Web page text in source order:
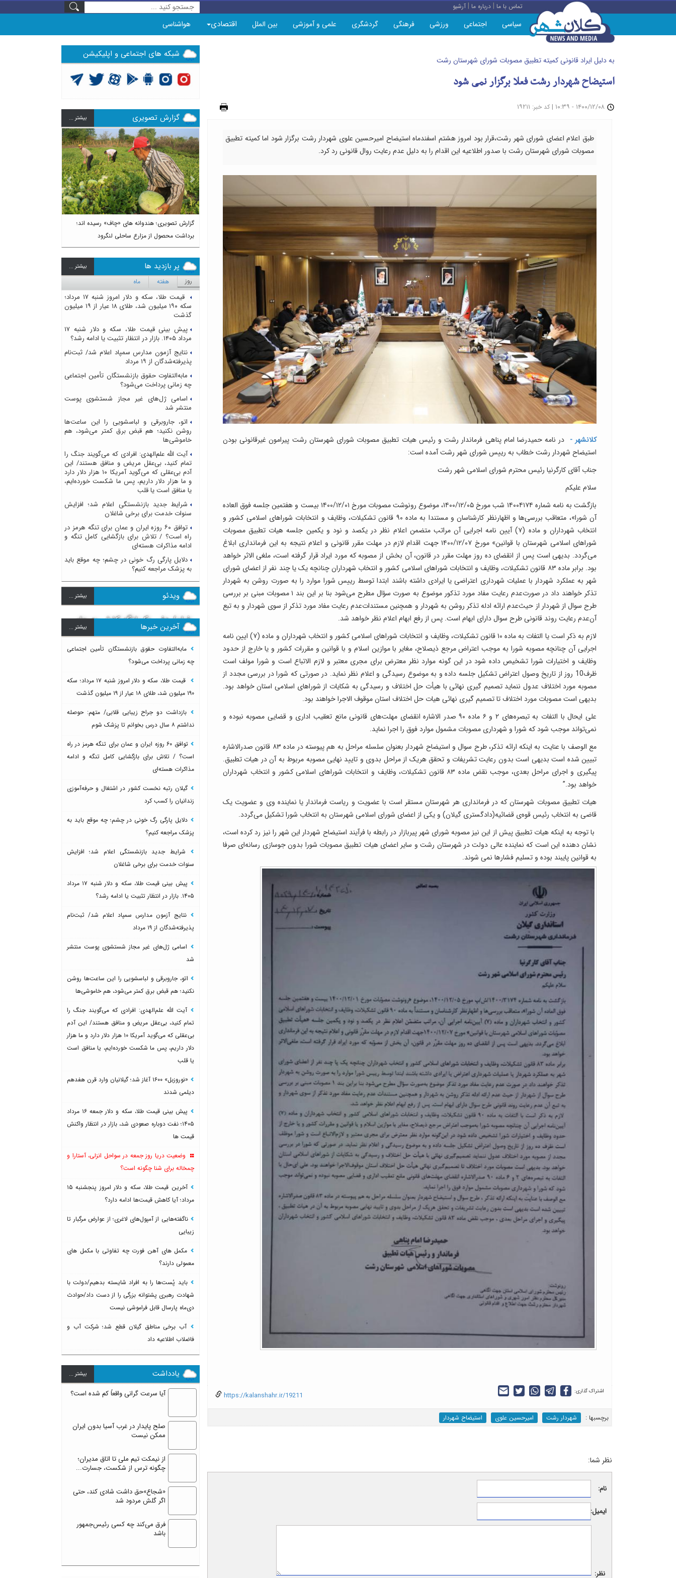
تماس با ما |درباره ما |آرشیو
سیاسی اجتماعی ورزشی فرهنگی گردشگری علمی و آموزشی بین الملل اقتصادی هواشناسی
به دلیل ایراد قانونی کمیته تطبیق مصوبات شورای شهرستان رشت
استیضاح شهردار رشت فعلا برگزار نمی شود
| کد خبر: ۱۹۲۱۱
طبق اعلام اعضای شورای شهر رشت،قرار بود امروز هشتم اسفندماه استیضاح امیرحسین علوی شهردار رشت برگزار شود اما کمیته تطبیق
مصوبات شورای شهرستان رشت با صدور اطلاعیه این اقدام را به دلیل عدم رعایت روال قانونی رد کرد.
کلانشهر - در نامه‌ حمیدرضا امام پناهی فرماندار رشت و رئیس هیات تطبیق مصوبات شورای شهرستان رشت پیرامون غیرقانونی بودن
استیضاح شهردار رشت خطاب به رییس شورای شهر رشت آمده است:
جناب آقای کارگرنیا رئیس محترم شورای اسلامی شهر رشت
سلام علیکم
بازگشت به نامه شماره ۱۴۰۰۴۱۷۴ شب مورخ ۱۴۰۰/۱۲/۰۵، موضوع رونوشت مصوبات مورخ ۱۴۰۰/۱۲/۰۱ بیست و هفتمین جلسه فوق العاده
آن شورا»، متعاقب بررسی‌ها و اظهارنظر کارشناسان و مستندا به ماده ۹۰ قانون تشکیلات، وظایف و انتخابات شوراهای اسلامی کشور و
انتخاب شهرداران و ماده (۷) آیین نامه اجرایی آن مراتب متضمن اعلام نظر در یکصد و نود و یکمین جلسه هیات تطبیق مصوبات
شوراهای اسلامی شهرستان با قوانین» مورخ ۱۴۰۰/۱۲/۰۷ جهت اقدام لازم در مهلت مقرر قانونی و اعلام نتیجه به این فرمانداری ابلاغ
می‌گردد. بدیهی است پس از انقضای ده روز مهلت مقرر در قانون، آن بخش از مصوبه که مورد ایراد قرار گرفته است، ملغی الاثر خواهد
بود. برابر ماده ۸۳ قانون تشکیلات، وظایف و انتخابات شوراهای اسلامی کشور و انتخاب شهرداران چنانچه یک یا چند نفر از اعضای شورای
شهر به عملکرد شهردار با عملیات شهرداری اعتراضی یا ایرادی داشته باشند ابتدا توسط رییس شورا موارد را به صورت روشن به شهردار
تذکر خواهند داد در صورت‌عدم رعایت مفاد مورد تذکور موضوع به صورت سؤال مطرح می‌شود بنا بر این بند ۱ مصوبات مبنی بر بررسی
طرح سوال از شهردار از حیث‌عدم ارائه ادله تذکر روشن به شهردار و همچنین مستندات‌عدم رعایت مفاد مورد تذکر از سوی شهردار و به تبع
آن‌عدم رعایت روند قانونی طرح سوال دارای ابهام است. پس از رفع ابهام اعلام نظر خواهد شد.
لازم به ذکر است یا التفات به ماده ۱۰ قانون تشکیلات، وظایف و انتخابات شوراهای اسلامی کشور و انتخاب شهرداران و ماده (۷) ایین نامه
اجرایی آن چنانچه مصوبه شورا به موجب اعتراض مرجع ذیصلاح، مغایر با موازین اسلام و با قوانین و مقررات کشور و یا خارج از حدود
وظایف و اختیارات شورا تشخیص داده شود در این گونه موارد نظر معترض برای مجری معتبر و لازم الاتباع است و شورا مولف است
ظرف10 روز از تاریخ وصول اعتراض تشکیل جلسه داده و به موضوع رسیدگی و اعلام نظر نماید. در صورتی که شورا در بررسی مجدد از
مصوبه مورد اختلاف عدول ننماید تصمیم گیری نهائی با هیأت حل اختلاف و رسیدگی به شکایات از شوراهای اسلامی استان خواهد بود.
بدیهی است مصوبات مورد اختلاف تا تصمیم گیری نهائی هیات حل اختلاف استان موقوف الاجرا خواهند بود.
علی ایحال با التفات به تبصره‌های ۲ و ۶ ماده ۹۰ صدر الاشاره انقضای مهلت‌های قانونی مانع تعقیب اداری و قضایی مصوبه نبوده و
نمی‌تواند موجب شود که شورا و شهرداری مصوبات مشمول موارد فوق را اجرا نماید.
مع الوصف با عنایت به اینکه ارائه تذکر، طرح سوال و استیضاح شهردار بعنوان سلسله مراحل به هم پیوسته در ماده ۸۳ قانون صدرالاشاره
تبیین شده است بدیهی است بدون رعایت تشریفات و تحقق هریک از مراحل بدوی و تایید نهایی مصوبه مربوط به آن در هیات تطبیق.
پیگیری و اجرای مراحل بعدی، موجب نقض ماده ۸۳ قانون تشکیلات، وظایف و انتخابات شوراهای اسلامی کشور و انتخاب شهرداران
خواهد بود.”
هیات تطبیق مصوبات شهرستان که در فرمانداری هر شهرستان مستقر است با عضویت و ریاست فرماندار یا نماینده وی و عضویت یک
قاضی به انتخاب رئیس قوه‌ی قضائیه(دادگستری گیلان) و یکی از اعضای شورای اسلامی شهرستان به انتخاب شورا تشکیل می‌گردد.
با توجه به اینکه هیات تطبیق پیش از این نیز مصوبه شورای شهر پیربازار در رابطه با فرآیند استیضاح شهردار این شهر را نیز رد کرده است،
نشان دهنده این است که نماینده عالی دولت در شهرستان رشت و سایر اعضای هیات تطبیق مصوبات شورا بدون جوسازی رسانه‌ای صرفا
به قوانین پایبند بوده و تسلیم فشارها نمی شوند.
https://kalanshahr.ir/19211 اشتراک گذاری:
برچسب‎ها : شهردار رشت امیرحسین علوی استیضاح شهردار
نظر شما:
نام:
ایمیل:
نظر:
شبکه های اجتماعی و اپلیکیشن
گزارش تصویری بيشتر ...
گزارش تصویری؛ هندوانه های «چاف» رسیده اند؛
برداشت محصول از مزارع ساحلی لنگرود
Previous Next
پر بازدید ها بيشتر ...
روز هفته ماه
قیمت طلا، سکه و دلار امروز شنبه ۱۷ مرداد؛
سکه ۱۹۰ میلیون شد، طلای ۱۸ عیار از ۱۹ میلیون
گذشت
پیش بینی قیمت طلا، سکه و دلار شنبه ۱۷
مرداد ۱۴۰۵. بازار در انتظار تثبیت یا ادامه رشد؟
نتایج آزمون مدارس سمپاد اعلام شد/ ثبت‌نام
پذیرفته‌شدگان از ۱۹ مرداد
مابه‌التفاوت حقوق بازنشستگان تأمین اجتماعی
چه زمانی پرداخت می‌شود؟
اسامی ژل‌های غیر مجاز شستشوی پوست
منتشر شد
اتو، جاروبرقی و لباسشویی را این ساعت‌ها
روشن نکنید؛ هم قبض برق کمتر می‌شود، هم
خاموشی‌ها
آیت الله علم‌الهدی: افرادی که می‌گویند جنگ را
تمام کنید، بی‌عقل مریض و منافق هستند/ این
آدم بی‌عقلی که می‌گوید آمریکا ۱۰ هزار دلار دارد
و ما هزار دلار داریم، پس ما شکست خورده‌ایم،
یا منافق است یا قلب
شرایط جدید بازنشستگی اعلام شد؛ افزایش
سنوات خدمت برای برخی شاغلان
توافق ۶۰ روزه ایران و عمان برای تنگه هرمز در
راه است؟ / تلاش برای بازگشایی کامل تنگه و
ادامه مذاکرات هسته‌ای
دلایل پارگی رگ خونی در چشم؛ چه موقع باید
به پزشک مراجعه کنیم؟
ویدئو بيشتر ...
فیلم/ دفن یک لنگه کفش به جای
پیکر امیرعلی ۸ساله؛روایت تلخ از
سرنوشت دومین دانش آموز مدرسه
میناب بعد از ماکان
آخرین خبرها بيشتر ...
مابه‌التفاوت حقوق بازنشستگان تأمین اجتماعی
چه زمانی پرداخت می‌شود؟
قیمت طلا، سکه و دلار امروز شنبه ۱۷ مرداد؛ سکه
۱۹۰ میلیون شد، طلای ۱۸ عیار از ۱۹ میلیون گذشت
بازداشت دو جراح زیبایی قلابی/ متهم: حوصله
نداشتم ۸ سال درس بخوانم تا پزشک شوم
توافق ۶۰ روزه ایران و عمان برای تنگه هرمز در راه
است؟ / تلاش برای بازگشایی کامل تنگه و ادامه
مذاکرات هسته‌ای
گیلان رتبه نخست کشور در اشتغال و حرفه‌آموزی
زندانیان را کسب کرد
دلایل پارگی رگ خونی در چشم؛ چه موقع باید به
پزشک مراجعه کنیم؟
شرایط جدید بازنشستگی اعلام شد؛ افزایش
سنوات خدمت برای برخی شاغلان
پیش بینی قیمت طلا، سکه و دلار شنبه ۱۷ مرداد
۱۴۰۵. بازار در انتظار تثبیت یا ادامه رشد؟
نتایج آزمون مدارس سمپاد اعلام شد/ ثبت‌نام
پذیرفته‌شدگان از ۱۹ مرداد
اسامی ژل‌های غیر مجاز شستشوی پوست منتشر
شد
اتو، جاروبرقی و لباسشویی را این ساعت‌ها روشن
نکنید؛ هم قبض برق کمتر می‌شود، هم خاموشی‌ها
آیت الله علم‌الهدی: افرادی که می‌گویند جنگ را
تمام کنید، بی‌عقل مریض و منافق هستند/ این آدم
بی‌عقلی که می‌گوید آمریکا ۱۰ هزار دلار دارد و ما هزار
دلار داریم، پس ما شکست خورده‌ایم، یا منافق است
یا قلب
«نوروزبل» ۱۶۰۰ آغاز شد؛ گیلانیان وارد قرن هفدهم
دیلمی شدند
پیش بینی قیمت طلا، سکه و دلار جمعه ۱۶ مرداد
۱۴۰۵؛ نفت دوباره صعودی شد، بازار در انتظار واکنش
قیمت ها
وضعیت دریا روز جمعه در سواحل انزلی، آستارا و
چمخاله برای شنا چگونه است؟
آخرین قیمت طلا، سکه و دلار امروز پنجشنبه ۱۵
مرداد؛ آیا کاهش قیمت‌ها ادامه دارد؟
ناگفته‌هایی از آمپول‌های لاغری؛ از عوارض مرگبار تا
زیبایی
مکمل های آهن فورت چه تفاوتی با مکمل های
معمولی دارند؟
باید پُست‌ها را به افراد شایسته بدهیم/دولت با
شهادت رهبری پشتوانه بزرگی را از دست داد/حوادث
دی‌ماه پارسال قابل فراموشی نیست
آب برخی مناطق گیلان قطع شد؛ شرکت آب و
فاضلاب اطلاعیه داد
یادداشت بيشتر ...
آیا سرعت گرانی واقعاً کم شده است؟
صلح پایدار در غرب آسیا بدون ایران
ممکن نیست
از نیمکت تیم ملی تا اتاق مدیران؛
چگونه ترس از شکست، جسارت...
«شجاع»حق داشت شادی کند، حتی
اگر گلش مردود شد
فرق می‌کند چه کسی رئیس‌جمهور
باشد